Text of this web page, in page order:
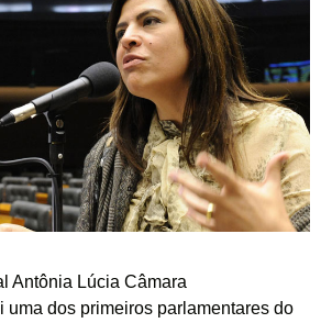
Antônia Lúcia Câmara
uma dos primeiros parlamentares do